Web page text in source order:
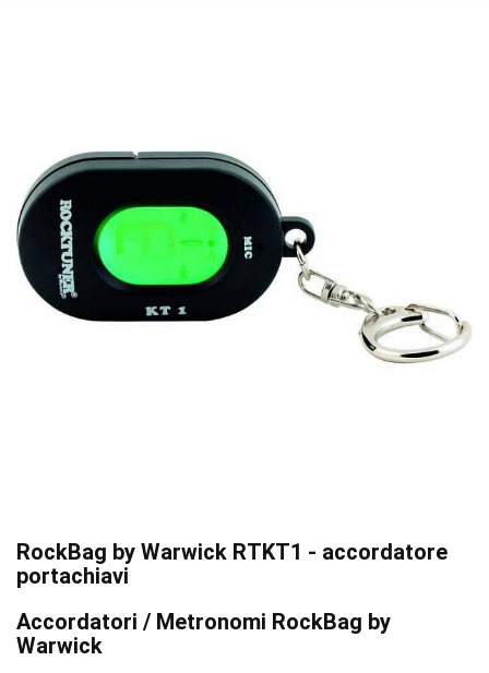
RockBag by Warwick RTKT1 - accordatore
portachiavi
Accordatori / Metronomi RockBag by
Warwick